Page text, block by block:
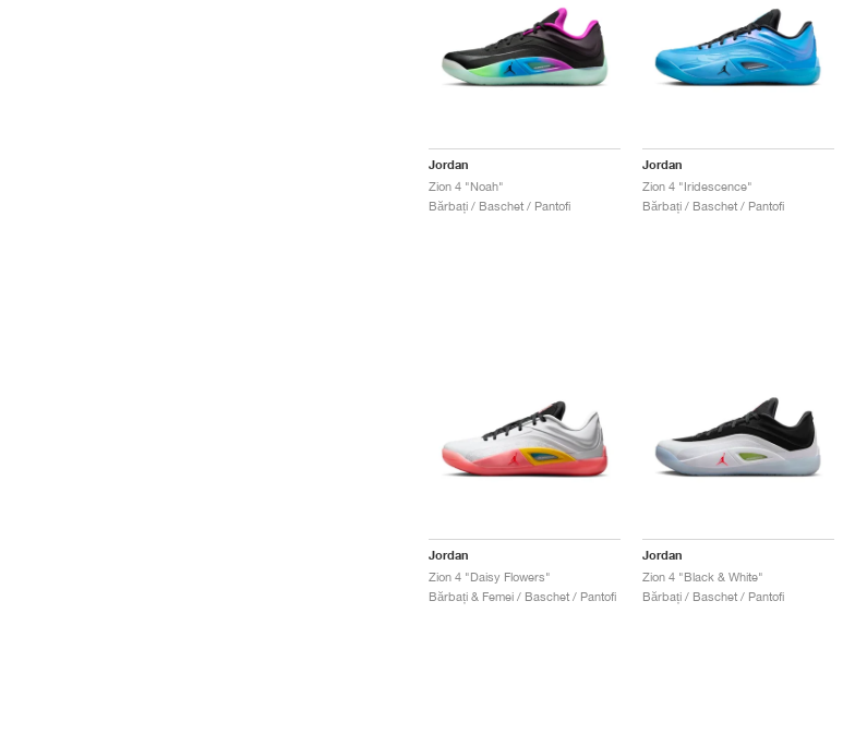
Jordan
Zion 4 "Noah"
Bărbați / Baschet / Pantofi
Jordan
Zion 4 "Iridescence"
Bărbați / Baschet / Pantofi
Jordan
Zion 4 "Daisy Flowers"
Bărbați & Femei / Baschet / Pantofi
Jordan
Zion 4 "Black & White"
Bărbați / Baschet / Pantofi